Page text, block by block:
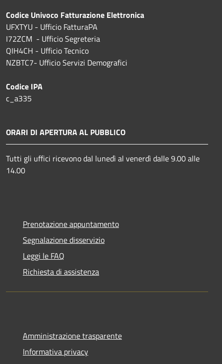
Codice Univoco Fatturazione Elettronica
UFXTYU - Ufficio FatturaPA
I72ZCM - Ufficio Segreteria
QIH4CH - Ufficio Tecnico
NZBTC7- Ufficio Servizi Demografici
Codice IPA
c_a335
ORARI DI APERTURA AL PUBBLICO
Tutti gli uffici ricevono dal lunedì al venerdì dalle 9.00 alle
14.00
Prenotazione appuntamento
Segnalazione disservizio
Leggi le FAQ
Richiesta di assistenza
Amministrazione trasparente
Informativa privacy